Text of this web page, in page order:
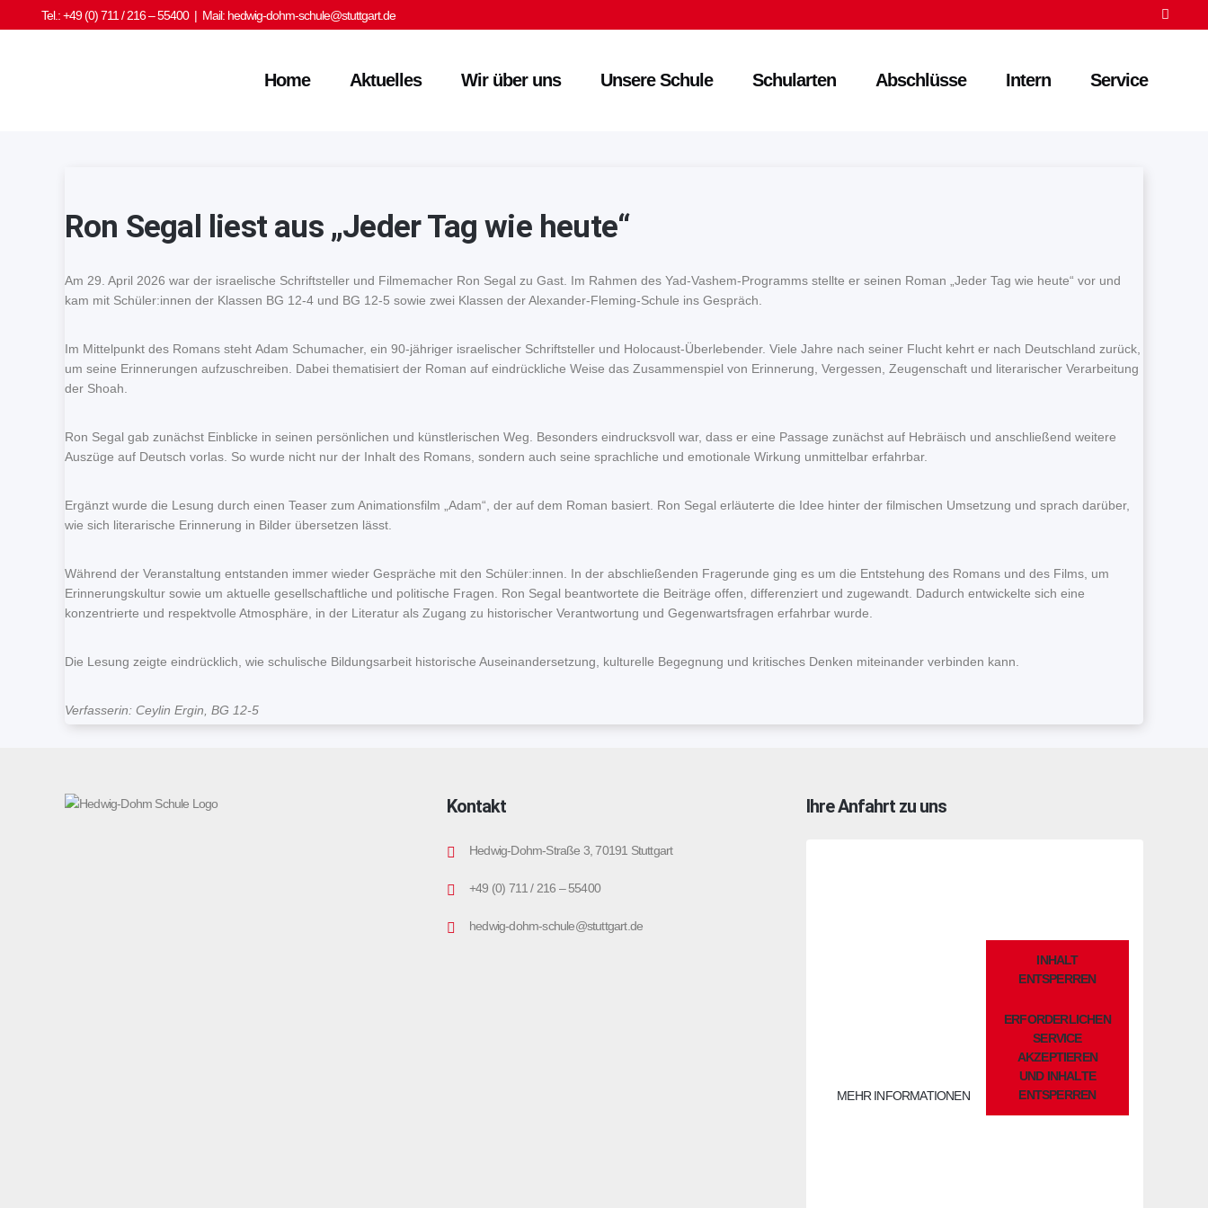
Tel.: +49 (0) 711 / 216 – 55400 | Mail: hedwig-dohm-schule@stuttgart.de
Home Aktuelles Wir über uns Unsere Schule Schularten Abschlüsse Intern Service
Ron Segal liest aus „Jeder Tag wie heute“
Am 29. April 2026 war der israelische Schriftsteller und Filmemacher Ron Segal zu Gast. Im Rahmen des Yad-Vashem-Programms stellte er seinen Roman „Jeder Tag wie heute“ vor und
kam mit Schüler:innen der Klassen BG 12-4 und BG 12-5 sowie zwei Klassen der Alexander-Fleming-Schule ins Gespräch.
Im Mittelpunkt des Romans steht Adam Schumacher, ein 90-jähriger israelischer Schriftsteller und Holocaust-Überlebender. Viele Jahre nach seiner Flucht kehrt er nach Deutschland zurück,
um seine Erinnerungen aufzuschreiben. Dabei thematisiert der Roman auf eindrückliche Weise das Zusammenspiel von Erinnerung, Vergessen, Zeugenschaft und literarischer Verarbeitung
der Shoah.
Ron Segal gab zunächst Einblicke in seinen persönlichen und künstlerischen Weg. Besonders eindrucksvoll war, dass er eine Passage zunächst auf Hebräisch und anschließend weitere
Auszüge auf Deutsch vorlas. So wurde nicht nur der Inhalt des Romans, sondern auch seine sprachliche und emotionale Wirkung unmittelbar erfahrbar.
Ergänzt wurde die Lesung durch einen Teaser zum Animationsfilm „Adam“, der auf dem Roman basiert. Ron Segal erläuterte die Idee hinter der filmischen Umsetzung und sprach darüber,
wie sich literarische Erinnerung in Bilder übersetzen lässt.
Während der Veranstaltung entstanden immer wieder Gespräche mit den Schüler:innen. In der abschließenden Fragerunde ging es um die Entstehung des Romans und des Films, um
Erinnerungskultur sowie um aktuelle gesellschaftliche und politische Fragen. Ron Segal beantwortete die Beiträge offen, differenziert und zugewandt. Dadurch entwickelte sich eine
konzentrierte und respektvolle Atmosphäre, in der Literatur als Zugang zu historischer Verantwortung und Gegenwartsfragen erfahrbar wurde.
Die Lesung zeigte eindrücklich, wie schulische Bildungsarbeit historische Auseinandersetzung, kulturelle Begegnung und kritisches Denken miteinander verbinden kann.
Verfasserin: Ceylin Ergin, BG 12-5
Kontakt
Hedwig-Dohm-Straße 3, 70191 Stuttgart
+49 (0) 711 / 216 – 55400
hedwig-dohm-schule@stuttgart.de
Ihre Anfahrt zu uns
MEHR INFORMATIONEN
INHALT
ENTSPERREN
ERFORDERLICHEN
SERVICE
AKZEPTIEREN
UND INHALTE
ENTSPERREN